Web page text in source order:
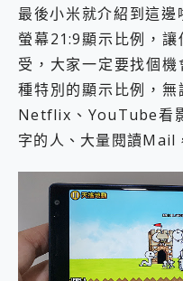
最後小米就介紹到這
螢幕21:9顯示比例，
受，大家一定要找個
種特別的顯示比例，
Netflix、YouTube看
字的人、大量閱讀Mail